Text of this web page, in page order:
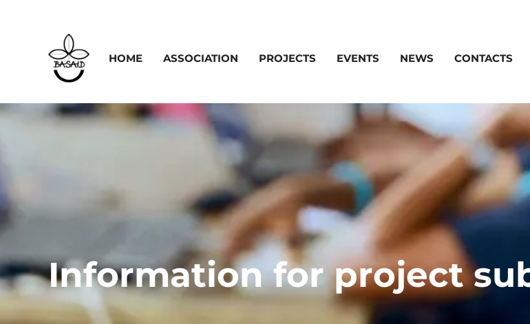
HOME ASSOCIATION PROJECTS EVENTS NEWS CONTACTS
Information for project